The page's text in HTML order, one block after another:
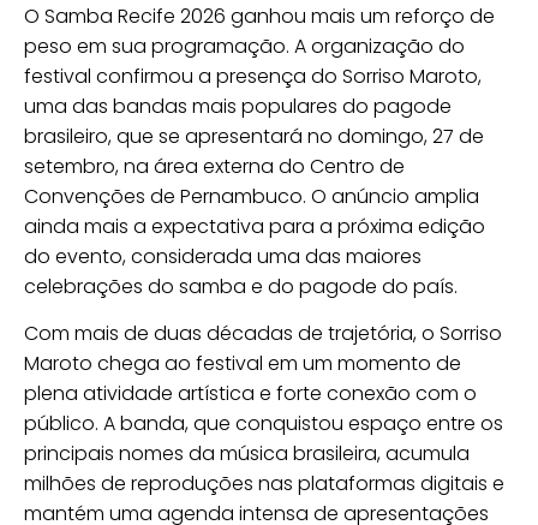
O Samba Recife 2026 ganhou mais um reforço de
peso em sua programação. A organização do
festival confirmou a presença do Sorriso Maroto,
uma das bandas mais populares do pagode
brasileiro, que se apresentará no domingo, 27 de
setembro, na área externa do Centro de
Convenções de Pernambuco. O anúncio amplia
ainda mais a expectativa para a próxima edição
do evento, considerada uma das maiores
celebrações do samba e do pagode do país.
Com mais de duas décadas de trajetória, o Sorriso
Maroto chega ao festival em um momento de
plena atividade artística e forte conexão com o
público. A banda, que conquistou espaço entre os
principais nomes da música brasileira, acumula
milhões de reproduções nas plataformas digitais e
mantém uma agenda intensa de apresentações